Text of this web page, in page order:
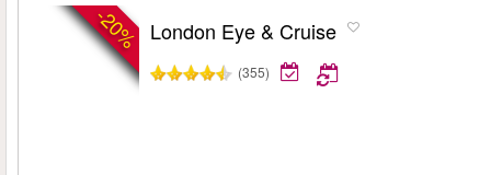
-20% London Eye & Cruise
(355)